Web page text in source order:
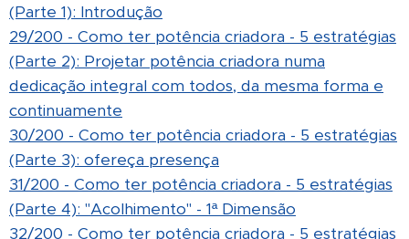
(Parte 1): Introdução
29/200 - Como ter potência criadora - 5 estratégias
(Parte 2): Projetar potência criadora numa
dedicação integral com todos, da mesma forma e
continuamente
30/200 - Como ter potência criadora - 5 estratégias
(Parte 3): ofereça presença
31/200 - Como ter potência criadora - 5 estratégias
(Parte 4): "Acolhimento" - 1ª Dimensão
32/200 - Como ter potência criadora - 5 estratégias